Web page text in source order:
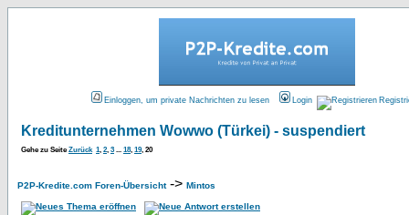
Einloggen, um private Nachrichten zu lesen Login
Kreditunternehmen Wowwo (Türkei) - suspendiert
Gehe zu SeiteZurück 1, 2, 3 ... 18, 19, 20
P2P-Kredite.com Foren-Übersicht-> Mintos